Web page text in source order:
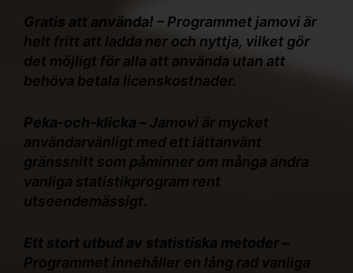
Gratis att använda!– Programmet jamovi är
helt fritt att ladda ner och nyttja, vilket gör
det möjligt för alla att använda utan att
behöva betala licenskostnader.
Peka-och-klicka – Jamovi är mycket
användarvänligt med ett lättanvänt
gränssnitt som påminner om många andra
vanliga statistikprogram rent
utseendemässigt.
Ett stort utbud av statistiska metoder –
Programmet innehåller en lång rad vanliga